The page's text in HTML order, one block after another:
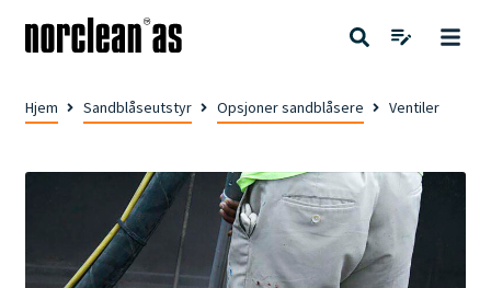
Hjem Sandblåseutstyr Opsjoner sandblåsere Ventiler